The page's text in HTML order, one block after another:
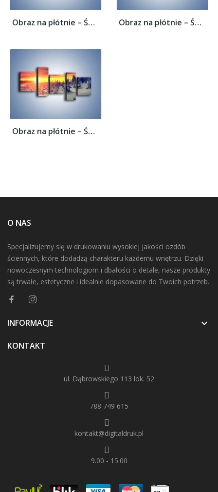
Obraz na płótnie – Świat zatopiony w... Obraz na płótnie – Świat zatopiony w...
Obraz na płótnie – Świat zatopiony w...
O NAS
Specjalizujemy się w drukowaniu wysokiej jakości ozdób
ściennych, które dodadzą charakteru każdemu wnętrzu. Dzięki
nowoczesnym technologiom i dbałości o detale, nasze produkty
są trwałe, estetyczne i idealnie dopasowane do Twoich potrzeb.
INFORMACJE 
KONTAKT
ul. Dąbrowskiego 113 lok. 52
788 749 615
kontakt@digitaldruk.pl
9.00 - 15.00